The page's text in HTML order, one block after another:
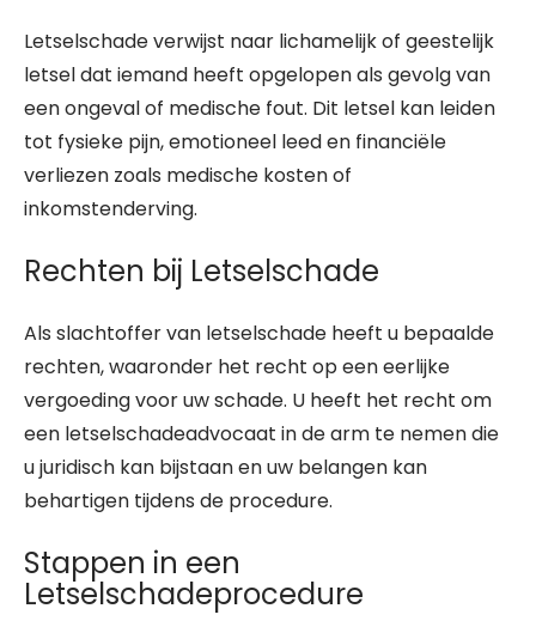
Letselschade verwijst naar lichamelijk of geestelijk
letsel dat iemand heeft opgelopen als gevolg van
een ongeval of medische fout. Dit letsel kan leiden
tot fysieke pijn, emotioneel leed en financiële
verliezen zoals medische kosten of
inkomstenderving.
Rechten bij Letselschade
Als slachtoffer van letselschade heeft u bepaalde
rechten, waaronder het recht op een eerlijke
vergoeding voor uw schade. U heeft het recht om
een letselschadeadvocaat in de arm te nemen die
u juridisch kan bijstaan en uw belangen kan
behartigen tijdens de procedure.
Stappen in een
Letselschadeprocedure